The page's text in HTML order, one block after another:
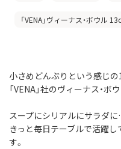
「VENA」ヴィーナス・ボウル
小さめどんぶりという感じの
「VENA」社のヴィーナス・ボ
スープにシリアルにサラダ
きっと毎日テーブルで活躍
す。